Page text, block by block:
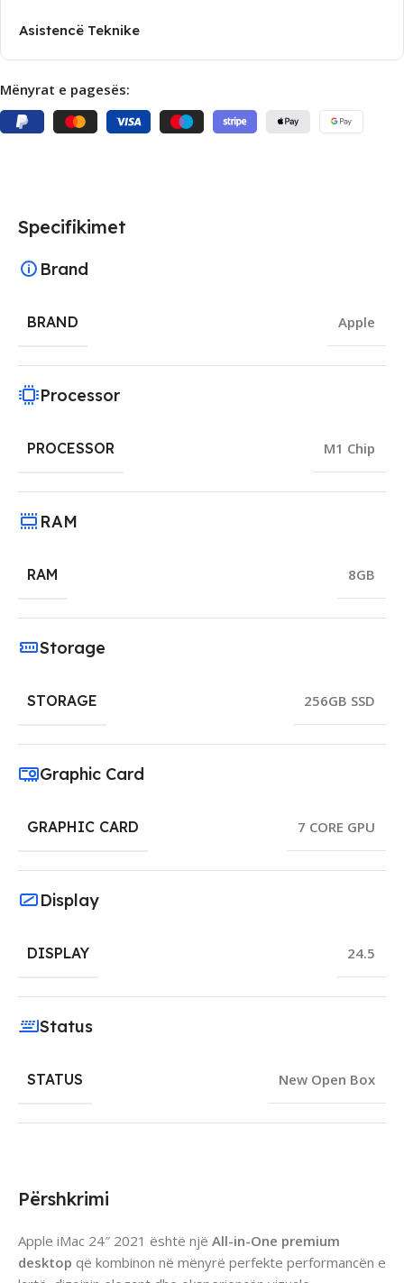
Asistencë Teknike
Mënyrat e pagesës:
Përshkrimi
Apple iMac 24″ 2021 është një All-in-One premium
desktop që kombinon në mënyrë perfekte performancën e
Specifikimet
Brand
BRAND Apple
Processor
PROCESSOR M1 Chip
RAM
RAM 8GB
Storage
STORAGE 256GB SSD
Graphic Card
GRAPHIC CARD 7 CORE GPU
Display
DISPLAY 24.5
Status
STATUS New Open Box